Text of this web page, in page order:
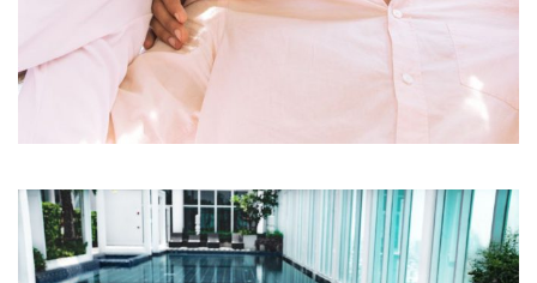
ACTIVITIES MEETINGS & EVENTS
Ornare arcu odio